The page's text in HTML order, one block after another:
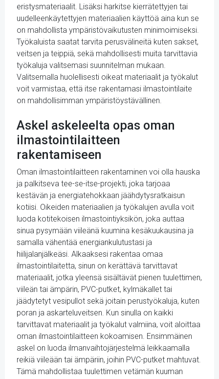
eristysmateriaalit. Lisäksi harkitse kierrätettyjen tai
uudelleenkäytettyjen materiaalien käyttöä aina kun se
on mahdollista ympäristövaikutusten minimoimiseksi.
Työkaluista saatat tarvita perusvälineitä kuten sakset,
veitsen ja teippiä, sekä mahdollisesti muita tarvittavia
työkaluja valitsemasi suunnitelman mukaan.
Valitsemalla huolellisesti oikeat materiaalit ja työkalut
voit varmistaa, että itse rakentamasi ilmastointilaite
on mahdollisimman ympäristöystävällinen.
Askel askeleelta opas oman
ilmastointilaitteen
rakentamiseen
Oman ilmastointilaitteen rakentaminen voi olla hauska
ja palkitseva tee-se-itse-projekti, joka tarjoaa
kestävän ja energiatehokkaan jäähdytysratkaisun
kotiisi. Oikeiden materiaalien ja työkalujen avulla voit
luoda kotitekoisen ilmastointiyksikön, joka auttaa
sinua pysymään viileänä kuumina kesäkuukausina ja
samalla vähentää energiankulutustasi ja
hiilijalanjälkeäsi. Alkaaksesi rakentaa omaa
ilmastointilaitetta, sinun on kerättävä tarvittavat
materiaalit, jotka yleensä sisältävät pienen tuulettimen,
viileän tai ämpärin, PVC-putket, kylmäkallet tai
jäädytetyt vesipullot sekä joitain perustyökaluja, kuten
poran ja askarteluveitsen. Kun sinulla on kaikki
tarvittavat materiaalit ja työkalut valmiina, voit aloittaa
oman ilmastointilaitteen kokoamisen. Ensimmäinen
askel on luoda ilmanvaihtojärjestelmä leikkaamalla
reikiä viileään tai ämpäriin, joihin PVC-putket mahtuvat.
Tämä mahdollistaa tuulettimen vetämän kuuman